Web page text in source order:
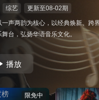
综艺 更新至08-02期
一声两韵为核心，以经典焕新、跨
台，弘扬华语音乐文化。
播放
限免中
榜